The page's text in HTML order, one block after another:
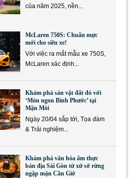
của năm 2025, nền...
McLaren 750S: Chuẩn mực
mới cho siêu xe!
Với việc ra mắt mẫu xe 750S,
McLaren xác định...
Khám phá sản vật đất đỏ với
‘Món ngon Bình Phước’ tại
Mặn Mòi
Ngày 20/04 sắp tới, Tọa đàm
& Trải nghiệm...
Khám phá văn hóa ẩm thực
bản địa Sài Gòn từ xứ sở rừng
ngập mặn Cần Giờ